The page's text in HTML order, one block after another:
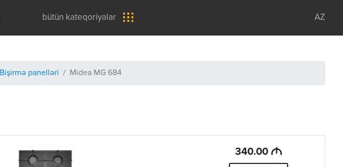
bütün kateqoriyalar AZ
Bişirmə panelləri Midea MG 684
340.00 M